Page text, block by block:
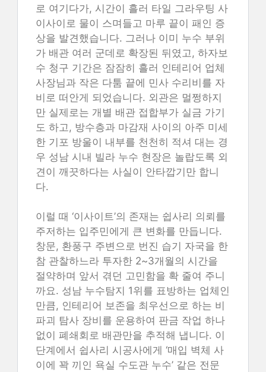
로 여기다가, 시간이 흘러 타일 그라우팅 사
이사이로 물이 스며들고 마루 끝이 패인 증
상을 발견했습니다. 그러나 이미 누수 부위
가 배관 여러 군데로 확장된 뒤였고, 하자보
수 청구 기간은 잠잠히 흘러 인테리어 업체
사장님과 작은 다툼 끝에 민사 수리비를 자
비로 떠안게 되었습니다. 외관은 멀쩡하지
만 실제로는 개별 배관 접합부가 실금 가기
도 하고, 방수층과 마감재 사이의 아주 미세
한 기포 방울이 내부를 천천히 적셔 대는 경
우 성남 시내 빌라 누수 현장은 놀랍도록 외
견이 깨끗하다는 사실이 안타깝기만 합니
다.
이럴 때 ‘이사이트’의 존재는 쉽사리 의뢰를
주저하는 입주민에게 큰 변화를 만듭니다.
창문, 환풍구 주변으로 번진 습기 자국을 한
참 관찰하느라 투자한 2~3개월의 시간을
절약하며 앞서 겪던 고민함을 확 줄여 주니
까요. 성남 누수탐지 1위를 표방하는 업체인
만큼, 인테리어 보존을 최우선으로 하는 비
파괴 탐사 장비를 운용하여 판금 작업 하나
없이 폐쇄회로 배관만을 추적해 냅니다. 이
단계에서 쉽사리 시공사에게 ‘매입 벽체 사
이에 꽉 끼인 욕실 수도관 누수’ 같은 전문